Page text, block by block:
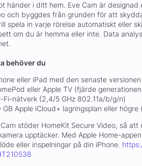
händer i ditt hem. Eve Cam är
och byggdes från grunden för att
spela in varje rörelse automatiskt eller
om du är hemma eller inte. Data
behöver du
eller iPad med den senaste
eller Apple TV (fjärde
Fi-nätverk (2,4/5 GHz 802.11a/b/g/n)
GB Apple iCloud+ lagringsplan eller högre
stöder HomeKit Secure Video, så
upptäcker. Med Apple Home-
eller inspelningar på din iPhone.